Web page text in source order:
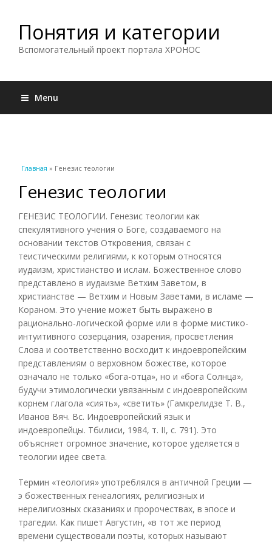
Понятия и категории
Вспомогательный проект портала ХРОНОС
Menu
Вы здесь
Главная » Генезис теологии
Генезис теологии
ГЕНЕЗИС ТЕОЛОГИИ. Генезис теологии как
спекулятивного учения о Боге, создаваемого на
основании текстов Откровения, связан с
теистическими религиями, к которым относятся
иудаизм, христианство и ислам. Божественное слово
представлено в иудаизме Ветхим Заветом, в
христианстве — Ветхим и Новым Заветами, в исламе —
Кораном. Это учение может быть выражено в
рационально-логической форме или в форме мистико-
интуитивного созерцания, озарения, просветления
Слова и соответственно восходит к индоевропейским
представлениям о верховном божестве, которое
означало не только «бога-отца», но и «бога Солнца»,
будучи этимологически увязанным с индоевропейским
корнем глагола «сиять», «светить» (Гамкрелидзе Т. В.,
Иванов Вяч. Вс. Индоевропейский язык и
индоевропейцы. Тбилиси, 1984, т. II, с. 791). Это
объясняет огромное значение, которое уделяется в
теологии идее света.
Термин «теология» употреблялся в античной Греции —
э божественных генеалогиях, религиозных и
нерелигиозных сказаниях и пророчествах, в эпосе и
трагедии. Как пишет Августин, «в тот же период
времени существовали поэты, которых называют